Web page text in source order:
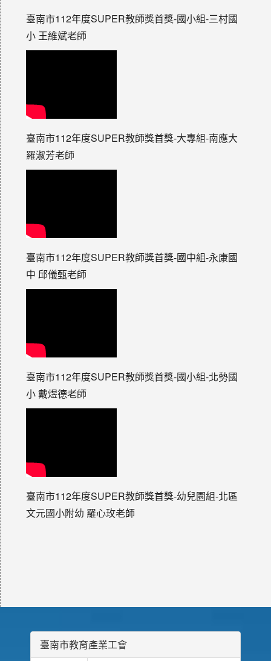
臺南市112年度SUPER教師獎首獎-國小組-三村國
小 王維斌老師
臺南市112年度SUPER教師獎首獎-大專組-南應大
羅淑芳老師
臺南市112年度SUPER教師獎首獎-國中組-永康國
中 邱儀甄老師
臺南市112年度SUPER教師獎首獎-國小組-北勢國
小 戴煜德老師
臺南市112年度SUPER教師獎首獎-幼兒園組-北區
文元國小附幼 羅心玫老師
臺南市教育產業工會